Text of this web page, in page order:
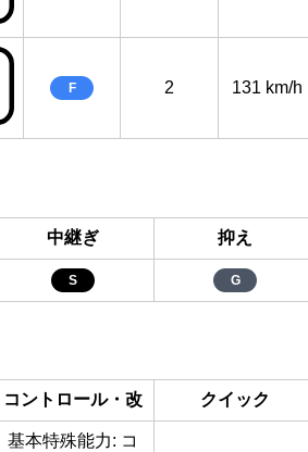
F 2 131 km/h
中継ぎ 抑え
S G
コントロール・改 クイック
基本特殊能力: コ